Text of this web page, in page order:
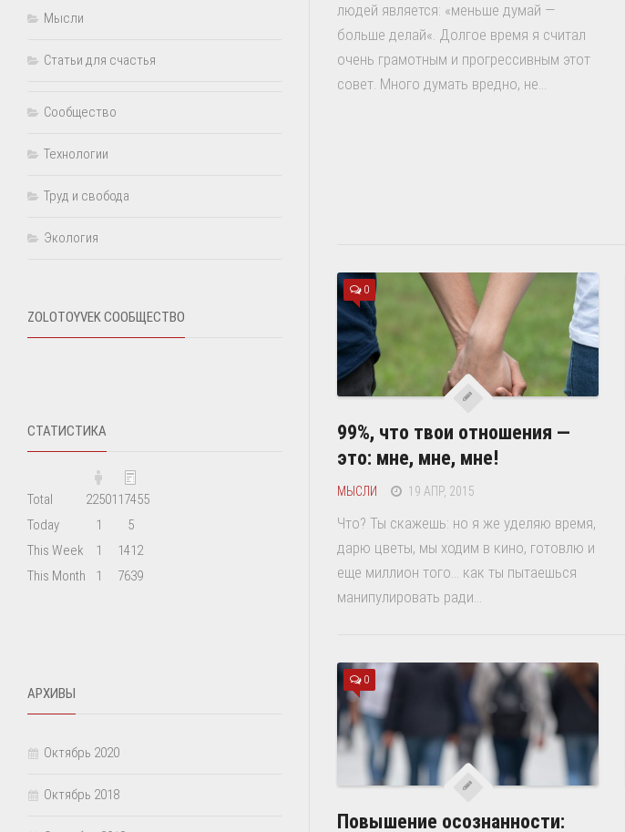
людей является: «меньше думай —
больше делай«. Долгое время я считал
очень грамотным и прогрессивным этот
совет. Много думать вредно, не...
0
99%, что твои отношения —
это: мне, мне, мне!
МЫСЛИ 19 АПР, 2015
Что? Ты скажешь: но я же уделяю время,
дарю цветы, мы ходим в кино, готовлю и
еще миллион того… как ты пытаешься
манипулировать ради...
0
Повышение осознанности:
Мысли
Статьи для счастья
Сообщество
Технологии
Труд и свобода
Экология
ZOLOTOYVEK СООБЩЕСТВО
СТАТИСТИКА
Total 2250117455
Today
1
5
This Week
1
1412
This Month
1 7639
АРХИВЫ
Октябрь 2020
Октябрь 2018